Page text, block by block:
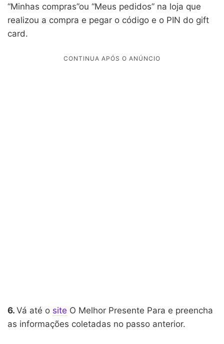
“Minhas compras”ou “Meus pedidos” na loja que
realizou a compra e pegar o código e o PIN do gift
card.
6. Vá até o site O Melhor Presente Para e preencha
as informações coletadas no passo anterior.